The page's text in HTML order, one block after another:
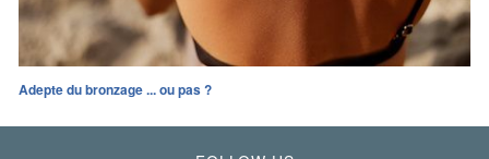
Adepte du bronzage ... ou pas ?